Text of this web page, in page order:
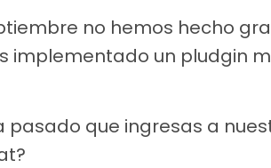
no hemos hecho
implementado un pludgin
pasado que ingresas a